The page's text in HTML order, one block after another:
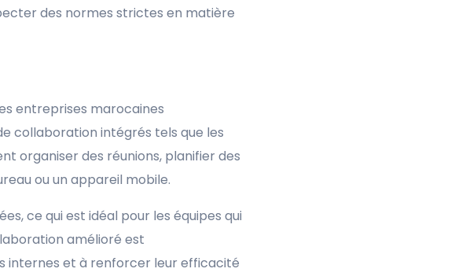
des normes strictes en matière
entreprises marocaines
collaboration intégrés tels que les
organiser des réunions, planifier des
ou un appareil mobile.
ce qui est idéal pour les équipes qui
amélioré est
internes et à renforcer leur efficacité